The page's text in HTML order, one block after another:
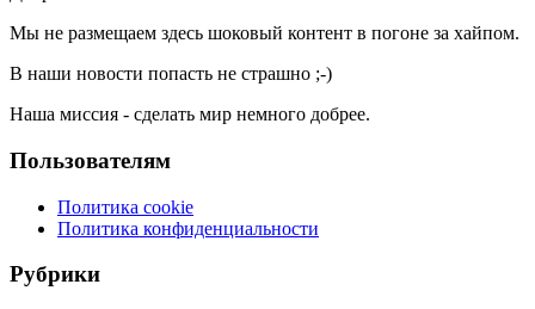
Мы не размещаем здесь шоковый контент в погоне за хайпом.
В наши новости попасть не страшно ;-)
Наша миссия - сделать мир немного добрее.
Пользователям
Политика cookie
Политика конфиденциальности
Рубрики